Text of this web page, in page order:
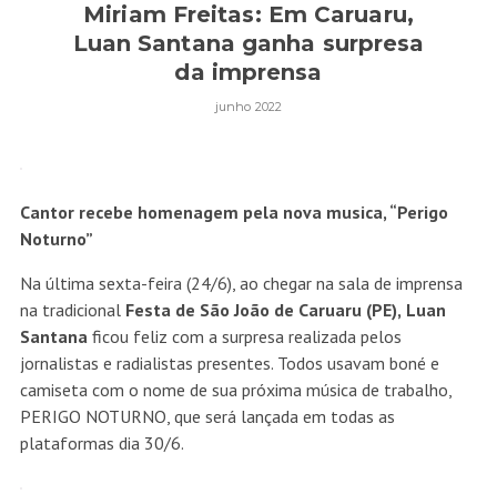
Miriam Freitas: Em Caruaru,
Luan Santana ganha surpresa
da imprensa
junho 2022
Cantor recebe homenagem pela nova musica, “Perigo
Noturno”
Na última sexta-feira (24/6), ao chegar na sala de imprensa
na tradicional Festa de São João de Caruaru (PE), Luan
Santanaficou feliz com a surpresa realizada pelos
jornalistas e radialistas presentes. Todos usavam boné e
camiseta com o nome de sua próxima música de trabalho,
PERIGO NOTURNO, que será lançada em todas as
plataformas dia 30/6.